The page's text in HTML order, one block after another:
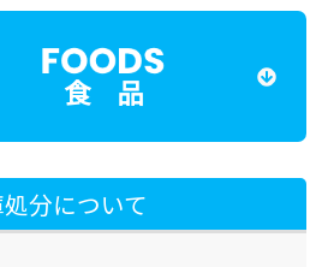
食 品
分について